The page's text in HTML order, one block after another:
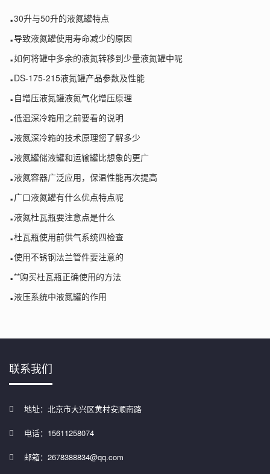
.30升与50升的液氮罐特点
.导致液氮罐使用寿命减少的原因
.如何将罐中多余的液氮转移到少量液氮罐中呢
.DS-175-215液氮罐产品参数及性能
. 自增压液氮罐液氮气化增压原理
.低温深冷箱用之前要看的说明
.液氮深冷箱的技术原理您了解多少
.液氮罐储液罐和运输罐比想象的更广
.液氮容器广泛应用，保温性能再次提高
.广口液氮罐有什么优点特点呢
.液氮杜瓦瓶要注意点是什么
.杜瓦瓶使用前供气系统四检查
.使用不锈钢法兰管件要注意的
.**购买杜瓦瓶正确使用的方法
.液压系统中液氮罐的作用
联系我们
地址：北京市大兴区黄村安顺南路
电话：15611258074
邮箱：2678388834@qq.com